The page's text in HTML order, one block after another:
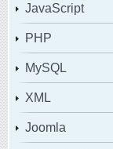
JavaScript
PHP
MySQL
XML
Joomla